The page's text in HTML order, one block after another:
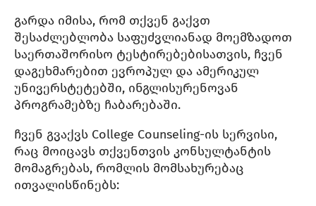
გარდა იმისა, რომ თქვენ გაქვთ
შესაძლებლობა საფუძვლიანად მოემზადოთ
საერთაშორისო ტესტირებებისათვის, ჩვენ
დაგეხმარებით ევროპულ და ამერიკულ
უნივერსტეტებში, ინგლისურენოვან
პროგრამებზე ჩაბარებაში.
ჩვენ გვაქვს College Counseling-ის სერვისი,
რაც მოიცავს თქვენთვის კონსულტანტის
მომაგრებას, რომლის მომსახურებაც
ითვალისწინებს: